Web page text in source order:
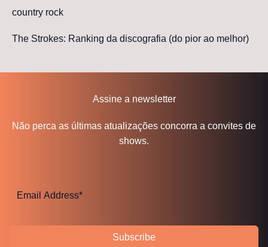
country rock
The Strokes: Ranking da discografia (do pior ao melhor)
Assine a newsletter
Não perca as últimas atualizações concorra a convites de
shows.
Subscribe